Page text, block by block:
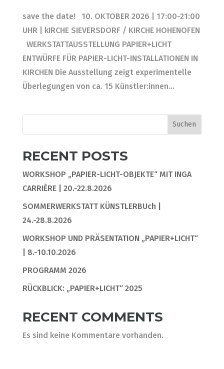
save the date! 10. OKTOBER 2026 | 17:00-21:00
UHR | kIRCHE SIEVERSDORF / KIRCHE HOHENOFEN
WERKSTATTAUSSTELLUNG PAPIER+LICHT
ENTWÜRFE FÜR PAPIER-LICHT-INSTALLATIONEN IN
KIRCHEN Die Ausstellung zeigt experimentelle
Überlegungen von ca. 15 Künstler:innen...
Suchen
RECENT POSTS
WORKSHOP „PAPIER-LICHT-OBJEKTE“ MIT INGA
CARRIÈRE | 20.-22.8.2026
SOMMERWERKSTATT KÜNSTLERBUch |
24.-28.8.2026
WORKSHOP UND PRÄSENTATION „PAPIER+LICHT“
| 8.-10.10.2026
PROGRAMM 2026
RÜCKBLICK: „PAPIER+LICHT“ 2025
RECENT COMMENTS
Es sind keine Kommentare vorhanden.